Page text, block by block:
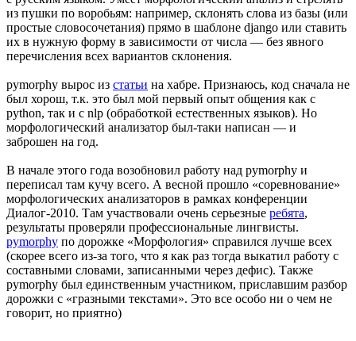
из пушки по воробьям: например, склонять слова из базы (или
простые словосочетания) прямо в шаблоне django или ставить
их в нужную форму в зависимости от числа — без явного
перечисления всех вариантов склонения.
pymorphy вырос из статьи на хабре. Признаюсь, код сначала не
был хорош, т.к. это был мой первый опыт общения как с
python, так и с nlp (обработкой естественных языков). Но
морфологический анализатор был-таки написан — и
заброшен на год.
В начале этого года возобновил работу над pymorphy и
переписал там кучу всего. А весной прошло «соревнование»
морфологических анализаторов в рамках конференции
Диалог-2010. Там участвовали очень серьезные ребята,
результаты проверяли профессиональные лингвисты.
pymorphy по дорожке «Морфология» справился лучше всех
(скорее всего из-за того, что я как раз тогда выкатил работу с
составными словами, записанными через дефис). Также
pymorphy был единственным участником, приславшим разбор
дорожки с «гразными текстами». Это все особо ни о чем не
говорит, но приятно)